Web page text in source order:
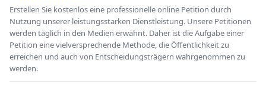
Erstellen Sie kostenlos eine professionelle online Petition durch
Nutzung unserer leistungsstarken Dienstleistung. Unsere Petitionen
werden täglich in den Medien erwähnt. Daher ist die Aufgabe einer
Petition eine vielversprechende Methode, die Öffentlichkeit zu
erreichen und auch von Entscheidungsträgern wahrgenommen zu
werden.